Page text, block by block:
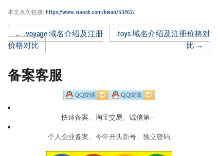
本文永久链接: https://www.xiaosb.com/beian/53462/
Post
navigation
← .voyage 域名介绍及注册
价格对比
.toys 域名介绍及注册价格对
比→
备案客服
快速备案、淘宝交易、诚信第一
个人企业备案、今年开头新号、独立密码